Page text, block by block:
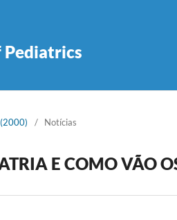
Pediatrics
/ Notícias
E COMO VÃO